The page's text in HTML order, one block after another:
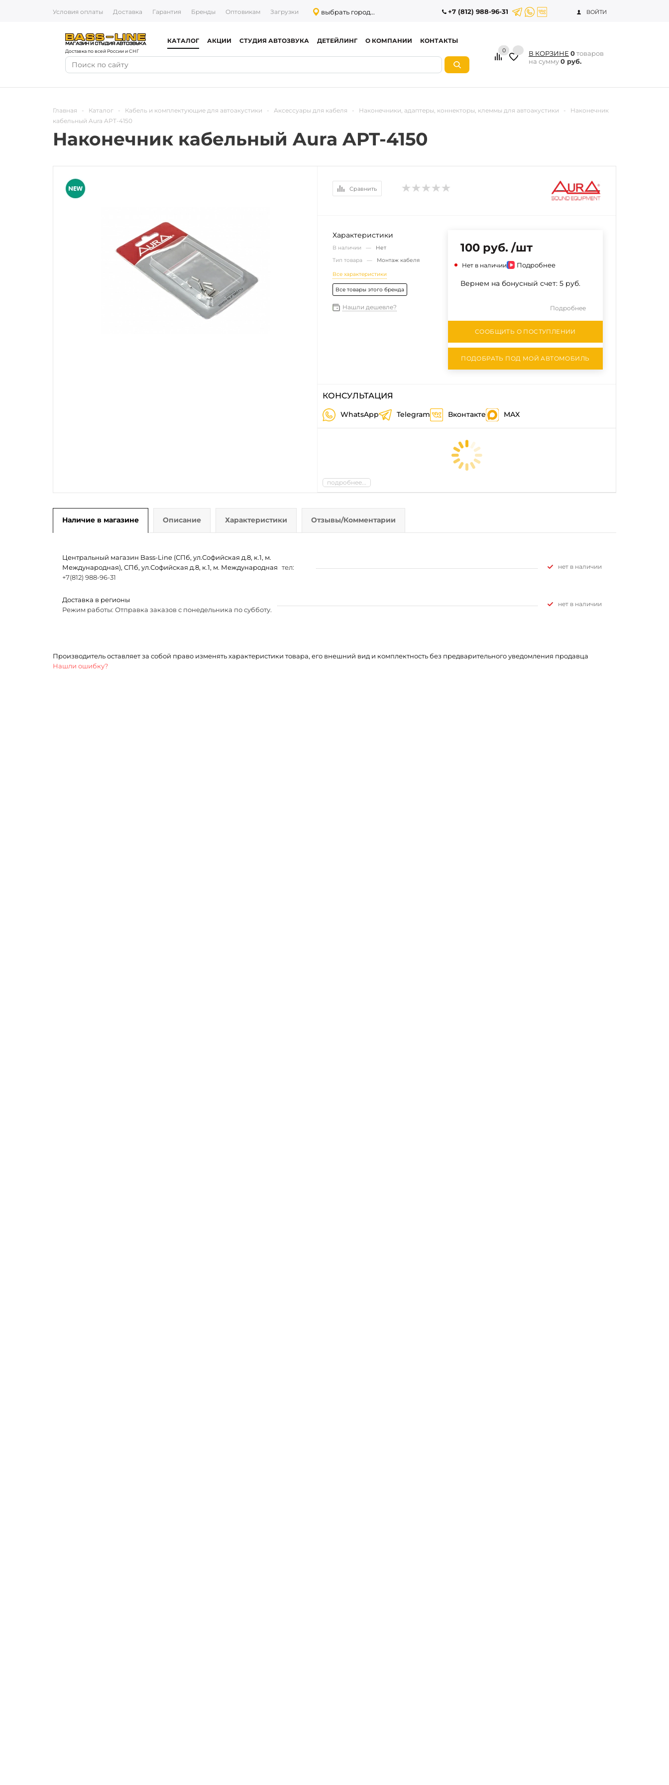
Условия оплаты Доставка Гарантия Бренды Оптовикам Загрузки выбрать город... +7 (812) 988-96-31 ВОЙТИ
Доставка по всей России и СНГ
КАТАЛОГ АКЦИИ СТУДИЯ АВТОЗВУКА ДЕТЕЙЛИНГ О КОМПАНИИ КОНТАКТЫ
0 В КОРЗИНЕ 0товаров
на сумму0 руб.
Главная - Каталог - Кабель и комплектующие для автоакустики - Аксессуары для кабеля - Наконечники, адаптеры, коннекторы, клеммы для автоакустики -
Наконечник
кабельный Aura APT-4150
Наконечник кабельный Aura APT-4150
Сравнить
Характеристики
В наличии — Нет
Тип товара — Монтаж кабеля
Все характеристики
Все товары этого бренда
Нашли дешевле?
100 руб. /шт
Нет в наличии Подробнее
Вернем на бонусный счет: 5 руб.
Подробнее
СООБЩИТЬ О ПОСТУПЛЕНИИ
ПОДОБРАТЬ ПОД МОЙ АВТОМОБИЛЬ
КОНСУЛЬТАЦИЯ
WhatsApp Telegram Вконтакте MAX
подробнее...
Наличие в магазине Описание Характеристики Отзывы/Комментарии
Центральный магазин Bass-Line (СПб, ул.Софийская д.8, к.1, м.
Международная), СПб, ул.Софийская д.8, к.1, м. Международная тел:
+7(812) 988-96-31
Нет в наличии
Доставка в регионы
Режим работы: Отправка заказов с понедельника по субботу.
Нет в наличии
Производитель оставляет за собой право изменять характеристики товара, его внешний вид и комплектность без предварительного уведомления продавца
Нашли ошибку?